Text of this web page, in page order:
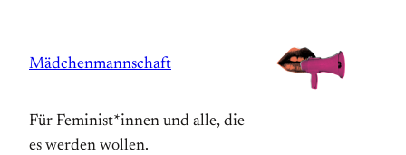
springen
Mädchenmannschaft
Für Feminist*innen und alle, die
es werden wollen.